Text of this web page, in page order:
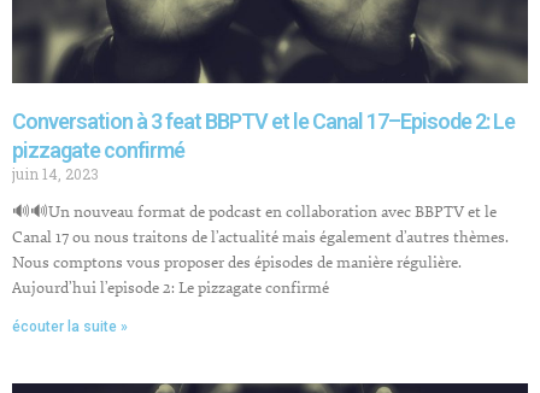
Conversation à 3 feat BBPTV et le Canal 17–Episode 2: Le
pizzagate confirmé
juin 14, 2023
🔊🔊Un nouveau format de podcast en collaboration avec BBPTV et le
Canal 17 ou nous traitons de l’actualité mais également d’autres thèmes.
Nous comptons vous proposer des épisodes de manière régulière.
Aujourd’hui l’episode 2: Le pizzagate confirmé
écouter la suite »